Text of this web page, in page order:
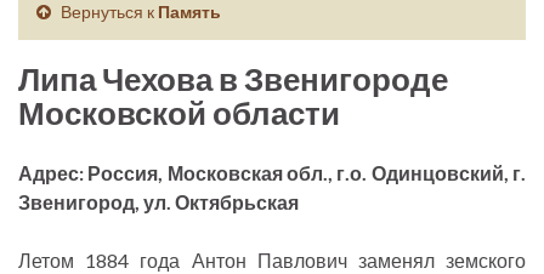
Вернуться к Память
Липа Чехова в Звенигороде
Московской области
Адрес: Россия, Московская обл., г.о. Одинцовский, г.
Звенигород, ул. Октябрьская
Летом 1884 года Антон Павлович заменял земского